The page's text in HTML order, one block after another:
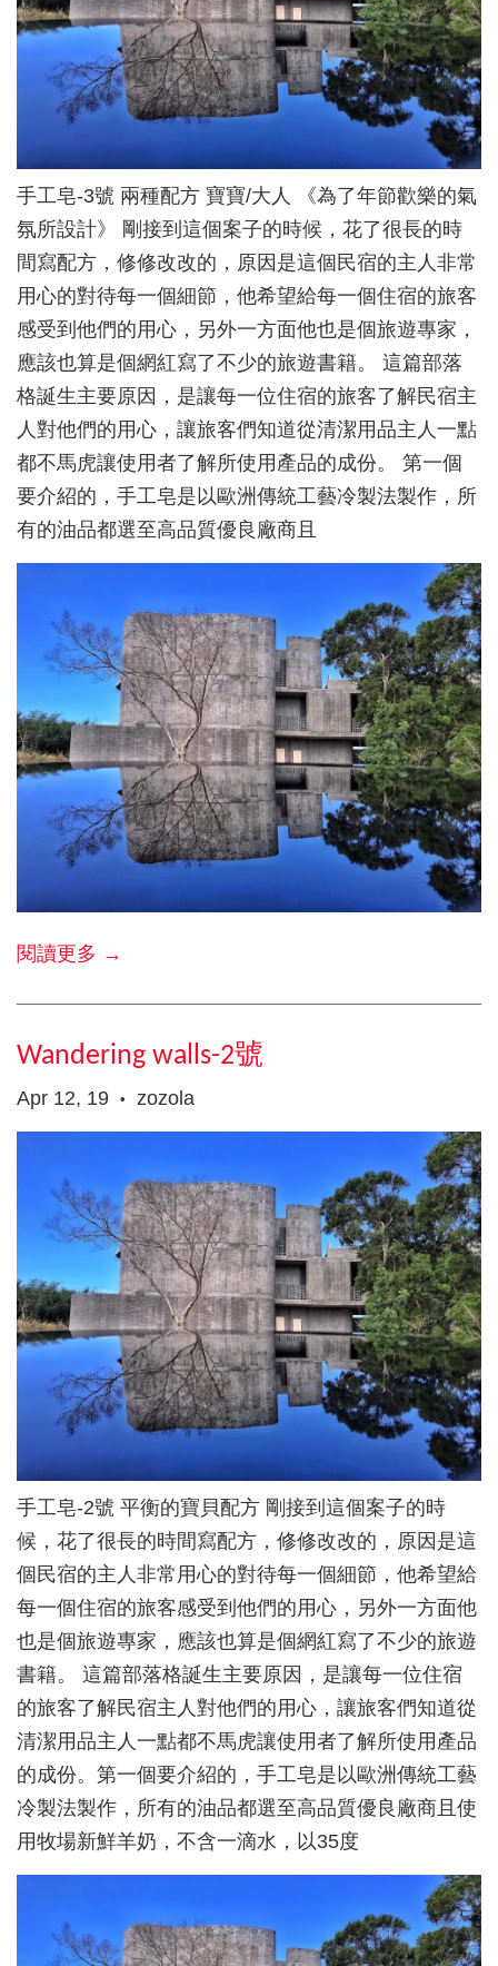
手工皂-3號 兩種配方 寶寶/大人 《為了年節歡樂的氣
氛所設計》 剛接到這個案子的時候，花了很長的時
間寫配方，修修改改的，原因是這個民宿的主人非常
用心的對待每一個細節，他希望給每一個住宿的旅客
感受到他們的用心，另外一方面他也是個旅遊專家，
應該也算是個網紅寫了不少的旅遊書籍。 這篇部落
格誕生主要原因，是讓每一位住宿的旅客了解民宿主
人對他們的用心，讓旅客們知道從清潔用品主人一點
都不馬虎讓使用者了解所使用產品的成份。 第一個
要介紹的，手工皂是以歐洲傳統工藝冷製法製作，所
有的油品都選至高品質優良廠商且
閱讀更多 →
Wandering walls-2號
Apr 12, 19 • zozola
手工皂-2號 平衡的寶貝配方 剛接到這個案子的時
候，花了很長的時間寫配方，修修改改的，原因是這
個民宿的主人非常用心的對待每一個細節，他希望給
每一個住宿的旅客感受到他們的用心，另外一方面他
也是個旅遊專家，應該也算是個網紅寫了不少的旅遊
書籍。 這篇部落格誕生主要原因，是讓每一位住宿
的旅客了解民宿主人對他們的用心，讓旅客們知道從
清潔用品主人一點都不馬虎讓使用者了解所使用產品
的成份。第一個要介紹的，手工皂是以歐洲傳統工藝
冷製法製作，所有的油品都選至高品質優良廠商且使
用牧場新鮮羊奶，不含一滴水，以35度